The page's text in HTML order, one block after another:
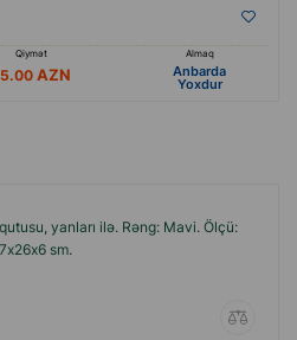
Qiymət
Almaq
Anbarda
Yoxdur
yanları ilə. Rəng: Mavi. Ölçü:
sm.